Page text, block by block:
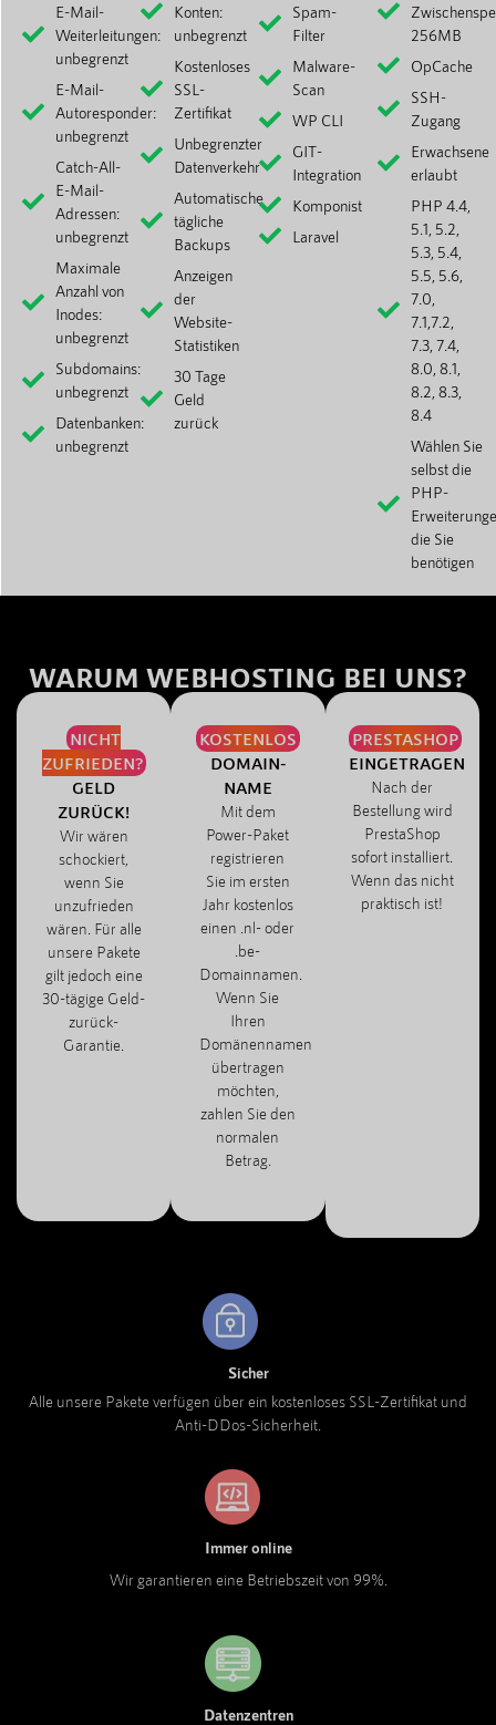
E-Mail-
Weiterleitungen:
unbegrenzt
E-Mail-
Autoresponder:
unbegrenzt
Catch-All-
E-Mail-
Adressen:
unbegrenzt
Maximale
Anzahl von
Inodes:
unbegrenzt
Subdomains:
unbegrenzt
Datenbanken:
unbegrenzt
Konten:
unbegrenzt
Kostenloses
SSL-
Zertifikat
Unbegrenzter
Datenverkehr
Automatische
tägliche
Backups
Anzeigen
der
Website-
Statistiken
30 Tage
Geld
zurück
Spam-
Filter
Malware-
Scan
WP CLI
GIT-
Integration
Komponist
Laravel
256MB
OpCache
SSH-
Zugang
Erwachsene
erlaubt
PHP 4.4,
5.1, 5.2,
5.3, 5.4,
5.5, 5.6,
7.0,
7.1,7.2,
7.3, 7.4,
8.0, 8.1,
8.2, 8.3,
8.4
Wählen Sie
selbst die
PHP-
die Sie
benötigen
WARUM WEBHOSTING BEI UNS?
NICHT
ZUFRIEDEN?
GELD
ZURÜCK!
Wir wären
schockiert,
wenn Sie
unzufrieden
wären. Für alle
unsere Pakete
gilt jedoch eine
30-tägige Geld-
zurück-
Garantie.
KOSTENLOS
DOMAIN-
NAME
Mit dem
Power-Paket
registrieren
Sie im ersten
Jahr kostenlos
einen .nl- oder
.be-
Domainnamen.
Wenn Sie
Ihren
Domänennamen
übertragen
möchten,
zahlen Sie den
normalen
Betrag.
PRESTASHOP
EINGETRAGEN
Nach der
Bestellung wird
PrestaShop
sofort installiert.
Wenn das nicht
praktisch ist!
Sicher
Alle unsere Pakete verfügen über ein kostenloses SSL-Zertifikat und
Anti-DDos-Sicherheit.
Immer online
Wir garantieren eine Betriebszeit von 99%.
Datenzentren